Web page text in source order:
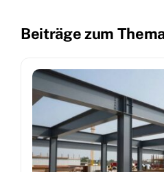
Beiträge zum